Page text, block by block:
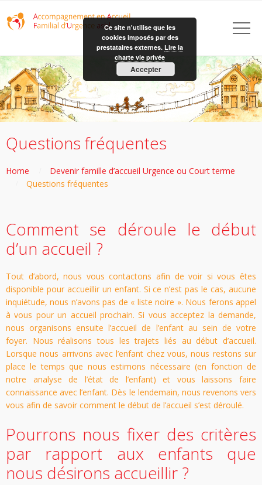
Questions fréquentes
Home
Devenir famille d’accueil Urgence ou Court terme
Questions fréquentes
Comment se déroule le début
d’un accueil ?
Tout d’abord, nous vous contactons afin de voir si vous êtes
disponible pour accueillir un enfant. Si ce n’est pas le cas, aucune
inquiétude, nous n’avons pas de « liste noire ». Nous ferons appel
à vous pour un accueil prochain. Si vous acceptez la demande,
nous organisons ensuite l’accueil de l’enfant au sein de votre
foyer. Nous réalisons tous les trajets liés au début d’accueil.
Lorsque nous arrivons avec l’enfant chez vous, nous restons sur
place le temps que nous estimons nécessaire (en fonction de
notre analyse de l’état de l’enfant) et vous laissons faire
connaissance avec l’enfant. Dès le lendemain, nous revenons vers
vous afin de savoir comment le début de l’accueil s’est déroulé.
Pourrons nous fixer des critères
par rapport aux enfants que
nous désirons accueillir ?
Ce site n'utilise que les
cookies imposés par des
prestataires externes. Lire la
charte vie privée
Accepter